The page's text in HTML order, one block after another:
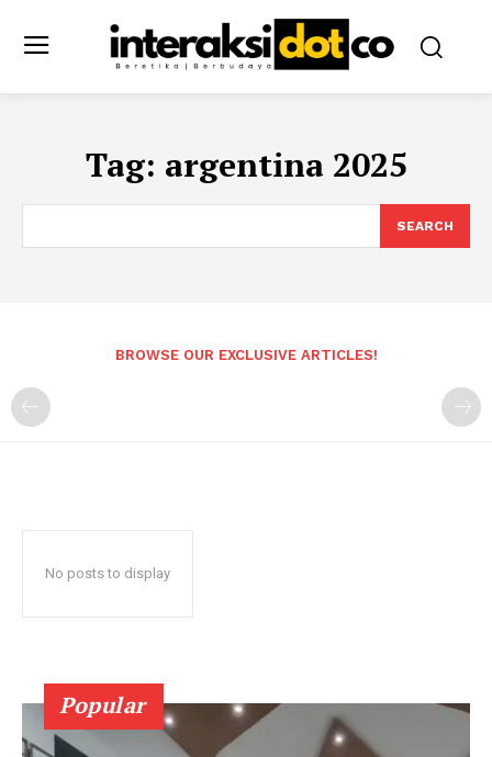
Tag: argentina 2025
SEARCH
BROWSE OUR EXCLUSIVE ARTICLES!
No posts to display
Popular